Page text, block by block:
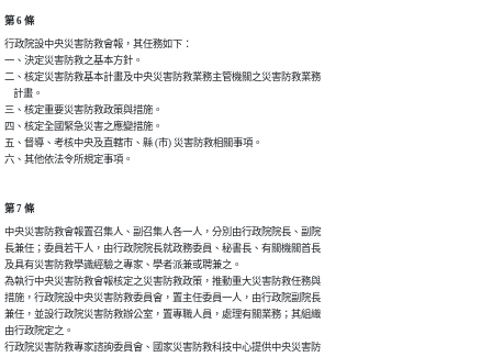
第 6 條
行政院設中央災害防救會報，其任務如下：
一、決定災害防救之基本方針。
二、核定災害防救基本計畫及中央災害防救業務主管機關之災害防救業務
    計畫。
三、核定重要災害防救政策與措施。
四、核定全國緊急災害之應變措施。
五、督導、考核中央及直轄市、縣 (市) 災害防救相關事項。
六、其他依法令所規定事項。
第 7 條
中央災害防救會報置召集人、副召集人各一人，分別由行政院院長、副院
長兼任；委員若干人，由行政院院長就政務委員、秘書長、有關機關首長
及具有災害防救學識經驗之專家、學者派兼或聘兼之。
為執行中央災害防救會報核定之災害防救政策，推動重大災害防救任務與
措施，行政院設中央災害防救委員會，置主任委員一人，由行政院副院長
兼任，並設行政院災害防救辦公室，置專職人員，處理有關業務；其組織
由行政院定之。
行政院災害防救專家諮詢委員會、國家災害防救科技中心提供中央災害防